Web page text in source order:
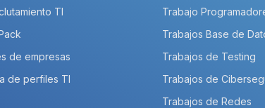
TI
de empresas
de perfiles TI
Trabajo
Trabajos Base de
Trabajos de Testing
Trabajos de
Trabajos de Redes